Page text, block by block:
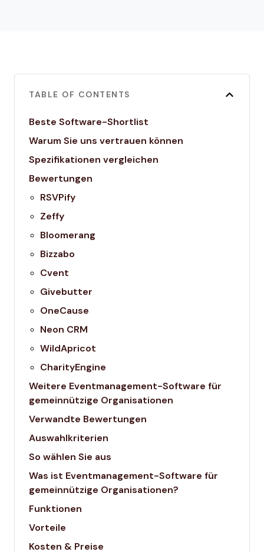
TABLE OF CONTENTS
Beste Software-Shortlist
Warum Sie uns vertrauen können
Spezifikationen vergleichen
Bewertungen
RSVPify
Zeffy
Bloomerang
Bizzabo
Cvent
Givebutter
OneCause
Neon CRM
WildApricot
CharityEngine
Weitere Eventmanagement-Software für
gemeinnützige Organisationen
Verwandte Bewertungen
Auswahlkriterien
So wählen Sie aus
Was ist Eventmanagement-Software für
gemeinnützige Organisationen?
Funktionen
Vorteile
Kosten & Preise